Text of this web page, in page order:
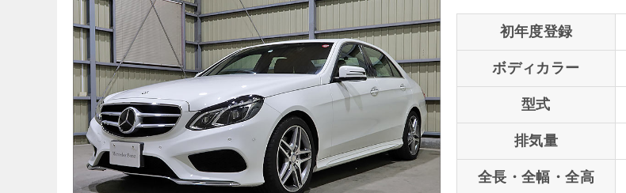
初年度登録
ボディカラー
型式
排気量
全長・全幅・全高